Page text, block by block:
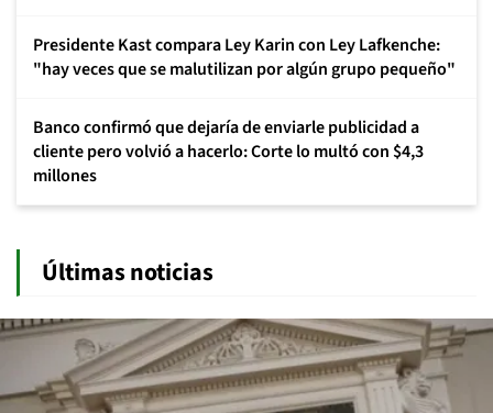
Presidente Kast compara Ley Karin con Ley Lafkenche:
"hay veces que se malutilizan por algún grupo pequeño"
Banco confirmó que dejaría de enviarle publicidad a
cliente pero volvió a hacerlo: Corte lo multó con $4,3
millones
Últimas noticias